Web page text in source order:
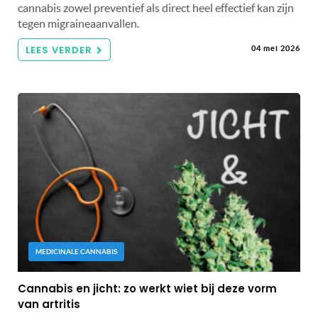
cannabis zowel preventief als direct heel effectief kan zijn
tegen migraineaanvallen.
LEES VERDER 04 mei 2026
MEDICINALE CANNABIS
Cannabis en jicht: zo werkt wiet bij deze vorm
van artritis